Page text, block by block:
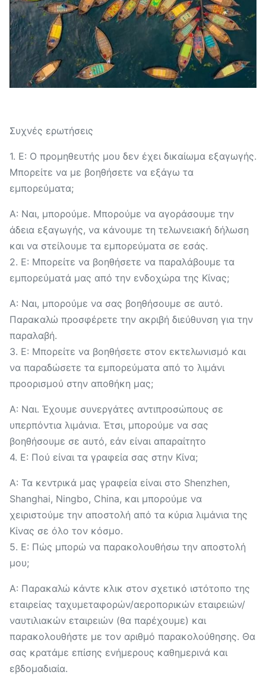
Συχνές ερωτήσεις
1. Ε: Ο προμηθευτής μου δεν έχει δικαίωμα εξαγωγής.
Μπορείτε να με βοηθήσετε να εξάγω τα
εμπορεύματα;
Α: Ναι, μπορούμε. Μπορούμε να αγοράσουμε την
άδεια εξαγωγής, να κάνουμε τη τελωνειακή δήλωση
και να στείλουμε τα εμπορεύματα σε εσάς.
2. Ε: Μπορείτε να βοηθήσετε να παραλάβουμε τα
εμπορεύματά μας από την ενδοχώρα της Κίνας;
Α: Ναι, μπορούμε να σας βοηθήσουμε σε αυτό.
Παρακαλώ προσφέρετε την ακριβή διεύθυνση για την
παραλαβή.
3. Ε: Μπορείτε να βοηθήσετε στον εκτελωνισμό και
να παραδώσετε τα εμπορεύματα από το λιμάνι
προορισμού στην αποθήκη μας;
Α: Ναι. Έχουμε συνεργάτες αντιπροσώπους σε
υπερπόντια λιμάνια. Έτσι, μπορούμε να σας
βοηθήσουμε σε αυτό, εάν είναι απαραίτητο
4. Ε: Πού είναι τα γραφεία σας στην Κίνα;
Α: Τα κεντρικά μας γραφεία είναι στο Shenzhen,
Shanghai, Ningbo, China, και μπορούμε να
χειριστούμε την αποστολή από τα κύρια λιμάνια της
Κίνας σε όλο τον κόσμο.
5. Ε: Πώς μπορώ να παρακολουθήσω την αποστολή
μου;
Α: Παρακαλώ κάντε κλικ στον σχετικό ιστότοπο της
εταιρείας ταχυμεταφορών/αεροπορικών εταιρειών/
ναυτιλιακών εταιρειών (θα παρέχουμε) και
παρακολουθήστε με τον αριθμό παρακολούθησης. Θα
σας κρατάμε επίσης ενήμερους καθημερινά και
εβδομαδιαία.